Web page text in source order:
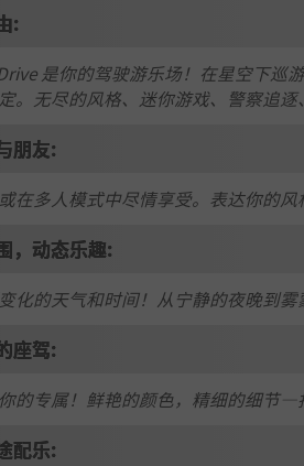
:
是你的驾驶游乐场！在星空下
。无尽的风格、迷你游戏、警察追
朋友:
在多人模式中尽情享受。表达你的风
，动态乐趣:
化的天气和时间！从宁静的夜晚到
座驾:
的专属！鲜艳的颜色，精细的细节—
配乐: